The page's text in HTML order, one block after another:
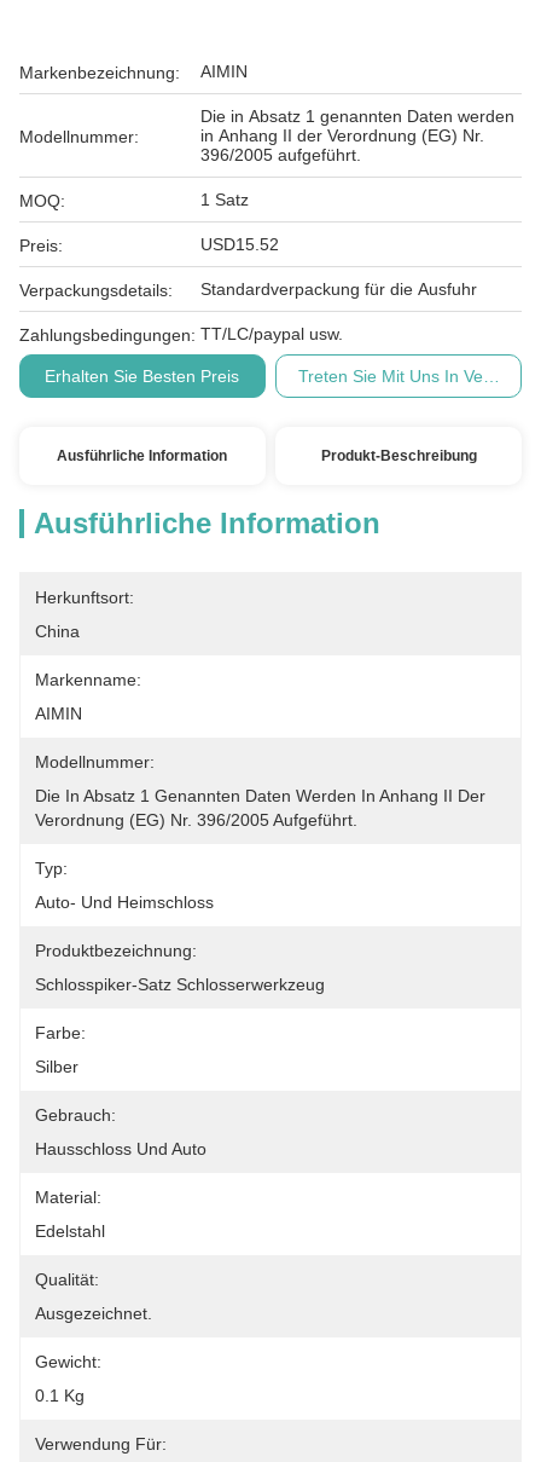
Markenbezeichnung: AIMIN
Modellnummer:
Die in Absatz 1 genannten Daten werden
in Anhang II der Verordnung (EG) Nr.
396/2005 aufgeführt.
MOQ: 1 Satz
Preis: USD15.52
Verpackungsdetails: Standardverpackung für die Ausfuhr
Zahlungsbedingungen: TT/LC/paypal usw.
Erhalten Sie Besten Preis Treten Sie Mit Uns In
Ausführliche Information Produkt-Beschreibung
Ausführliche Information
Herkunftsort:
China
Markenname:
AIMIN
Modellnummer:
Die In Absatz 1 Genannten Daten Werden In Anhang II Der
Verordnung (EG) Nr. 396/2005 Aufgeführt.
Typ:
Auto- Und Heimschloss
Produktbezeichnung:
Schlosspiker-Satz Schlosserwerkzeug
Farbe:
Silber
Gebrauch:
Hausschloss Und Auto
Material:
Edelstahl
Qualität:
Ausgezeichnet.
Gewicht:
0.1 Kg
Verwendung Für: